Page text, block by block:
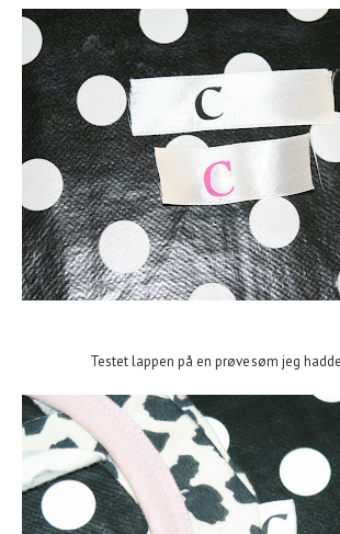
Testet lappen på en prøvesøm jeg